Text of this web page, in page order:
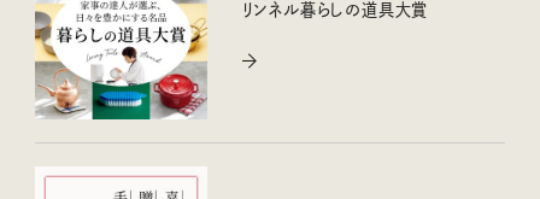
リンネル暮らしの道具大賞